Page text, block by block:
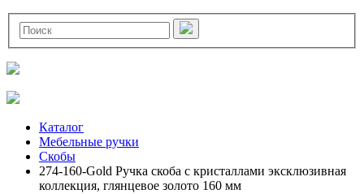
Каталог
Мебельные ручки
Скобы
274-160-Gold Ручка скоба с кристаллами эксклюзивная
коллекция, глянцевое золото 160 мм